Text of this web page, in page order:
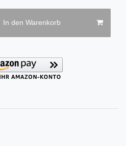
In den Warenkorb